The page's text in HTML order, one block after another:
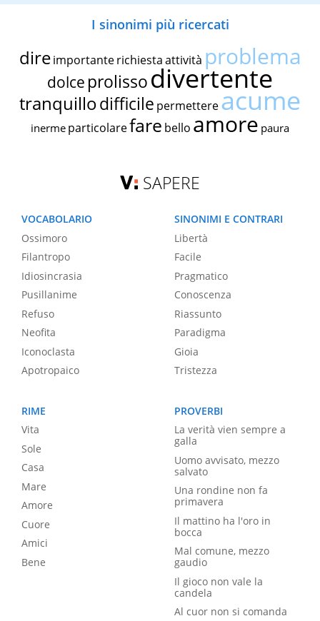
I sinonimi più ricercati
dire importante richiestaattività problema
dolce prolissodivertente
tranquillodifficile permettereacume
inerme particolarefare bello amore paura
SAPERE
VOCABOLARIO
Ossimoro
Filantropo
Idiosincrasia
Pusillanime
Refuso
Neofita
Iconoclasta
Apotropaico
SINONIMI E CONTRARI
Libertà
Facile
Pragmatico
Conoscenza
Riassunto
Paradigma
Gioia
Tristezza
RIME
Vita
Sole
Casa
Mare
Amore
Cuore
Amici
Bene
PROVERBI
La verità vien sempre a
galla
Uomo avvisato, mezzo
salvato
Una rondine non fa
primavera
Il mattino ha l'oro in
bocca
Mal comune, mezzo
gaudio
Il gioco non vale la
candela
Al cuor non si comanda